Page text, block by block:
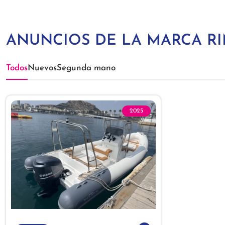
ANUNCIOS DE LA MARCA
TodosNuevosSegunda mano
2025